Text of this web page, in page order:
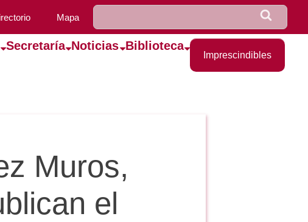
Mapa
Secretaría Noticias Biblioteca
Imprescindibles
Muros,
el